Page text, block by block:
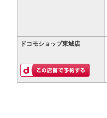
ドコモショップ東城店